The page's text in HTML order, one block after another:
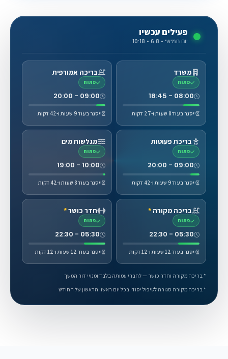
פעילים עכשיו
יום חמישי • 6.8 • 10:18
משרד
פתוח
08:00 - 18:45
ייסגר בעוד 8 שעות ו-27 דקות
בריכה אמורפית
פתוח
09:00 - 20:00
ייסגר בעוד 9 שעות ו-42 דקות
בריכת פעוטות
פתוח
09:00 - 20:00
ייסגר בעוד 9 שעות ו-42 דקות
מגלשות מים
פתוח
10:00 - 19:00
ייסגר בעוד 8 שעות ו-42 דקות
בריכה מקורה *
פתוח
05:30 - 22:30
ייסגר בעוד 12 שעות ו-12 דקות
חדר כושר*
פתוח
05:30 - 22:30
ייסגר בעוד 12 שעות ו-12 דקות
* בריכה מקורה וחדר כושר — לחברי עמותה בלבד ומנויי דור המשך
* בריכה מקורה סגורה לטיפול יסודי בכל יום ראשון הראשון של החודש